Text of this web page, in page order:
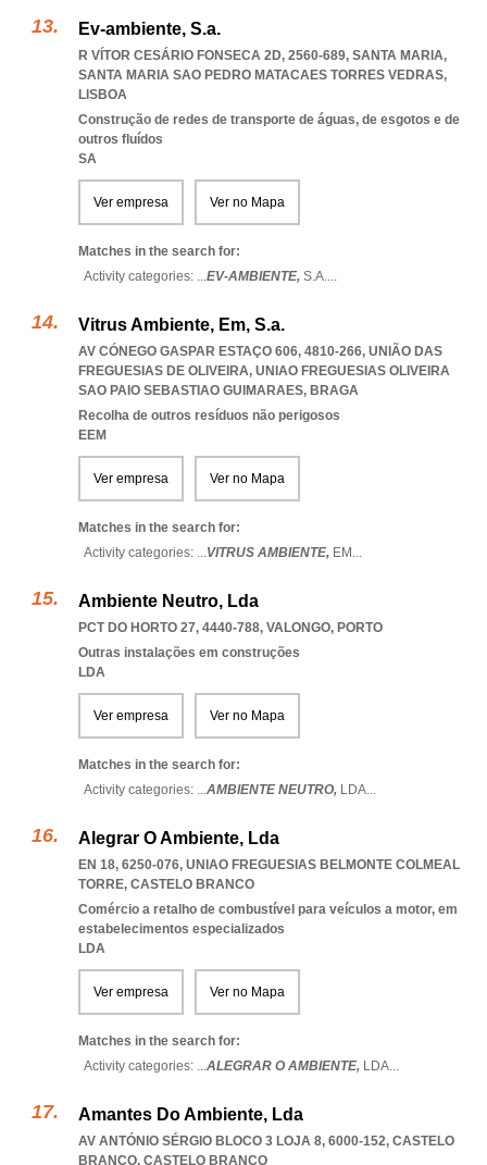
Ev-ambiente, S.a.
R VÍTOR CESÁRIO FONSECA 2D, 2560-689, SANTA MARIA,
SANTA MARIA SAO PEDRO MATACAES TORRES VEDRAS,
LISBOA
Construção de redes de transporte de águas, de esgotos e de
outros fluídos
SA
Ver empresa Ver no Mapa
Matches in the search for:
Activity categories: ...EV-AMBIENTE, S.A....
Vitrus Ambiente, Em, S.a.
AV CÓNEGO GASPAR ESTAÇO 606, 4810-266, UNIÃO DAS
FREGUESIAS DE OLIVEIRA, UNIAO FREGUESIAS OLIVEIRA
SAO PAIO SEBASTIAO GUIMARAES, BRAGA
Recolha de outros resíduos não perigosos
EEM
Ver empresa Ver no Mapa
Matches in the search for:
Activity categories: ...VITRUS AMBIENTE, EM ...
Ambiente Neutro, Lda
PCT DO HORTO 27, 4440-788, VALONGO, PORTO
Outras instalações em construções
LDA
Ver empresa Ver no Mapa
Matches in the search for:
Activity categories: ...AMBIENTE NEUTRO, LDA...
Alegrar O Ambiente, Lda
EN 18, 6250-076, UNIAO FREGUESIAS BELMONTE COLMEAL
TORRE, CASTELO BRANCO
Comércio a retalho de combustível para veículos a motor, em
estabelecimentos especializados
LDA
Ver empresa Ver no Mapa
Matches in the search for:
Activity categories: ...ALEGRAR O AMBIENTE, LDA...
Amantes Do Ambiente, Lda
AV ANTÓNIO SÉRGIO BLOCO 3 LOJA 8, 6000-152, CASTELO
BRANCO, CASTELO BRANCO